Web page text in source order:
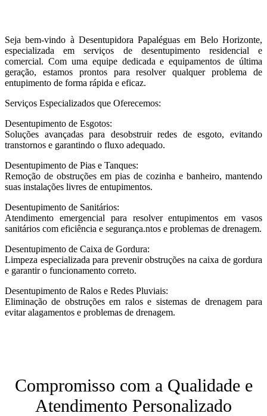
Seja bem-vindo à Desentupidora Papaléguas em Belo Horizonte,
especializada em serviços de desentupimento residencial e
comercial. Com uma equipe dedicada e equipamentos de última
geração, estamos prontos para resolver qualquer problema de
entupimento de forma rápida e eficaz.
Serviços Especializados que Oferecemos:
Desentupimento de Esgotos:
Soluções avançadas para desobstruir redes de esgoto, evitando
transtornos e garantindo o fluxo adequado.
Desentupimento de Pias e Tanques:
Remoção de obstruções em pias de cozinha e banheiro, mantendo
suas instalações livres de entupimentos.
Desentupimento de Sanitários:
Atendimento emergencial para resolver entupimentos em vasos
sanitários com eficiência e segurança.ntos e problemas de drenagem.
Desentupimento de Caixa de Gordura:
Limpeza especializada para prevenir obstruções na caixa de gordura
e garantir o funcionamento correto.
Desentupimento de Ralos e Redes Pluviais:
Eliminação de obstruções em ralos e sistemas de drenagem para
evitar alagamentos e problemas de drenagem.
Compromisso com a Qualidade e
Atendimento Personalizado